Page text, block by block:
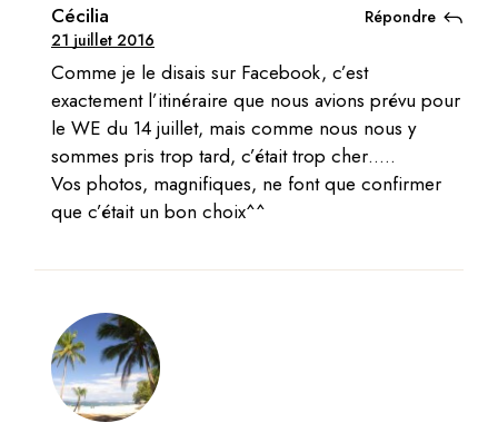
Cécilia
21 juillet 2016
Comme je le disais sur Facebook, c’est
exactement l’itinéraire que nous avions prévu pour
le WE du 14 juillet, mais comme nous nous y
sommes pris trop tard, c’était trop cher…..
Vos photos, magnifiques, ne font que confirmer
que c’était un bon choix^^
Répondre